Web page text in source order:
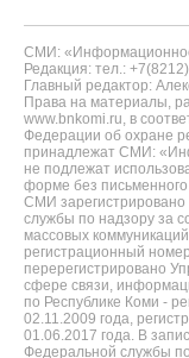
СМИ:
Редакция: тел.:
Главный редактор:
Права на материалы,
www.bnkomi.ru, в
Федерации об охране
принадлежат СМИ:
не подлежат
форме без
СМИ
службы по надзору за
массовых
регистрационный
перерегистрировано
сфере связи,
по Республике Коми -
02.11.2009 года,
01.06.2017 года. В
Федеральной службы